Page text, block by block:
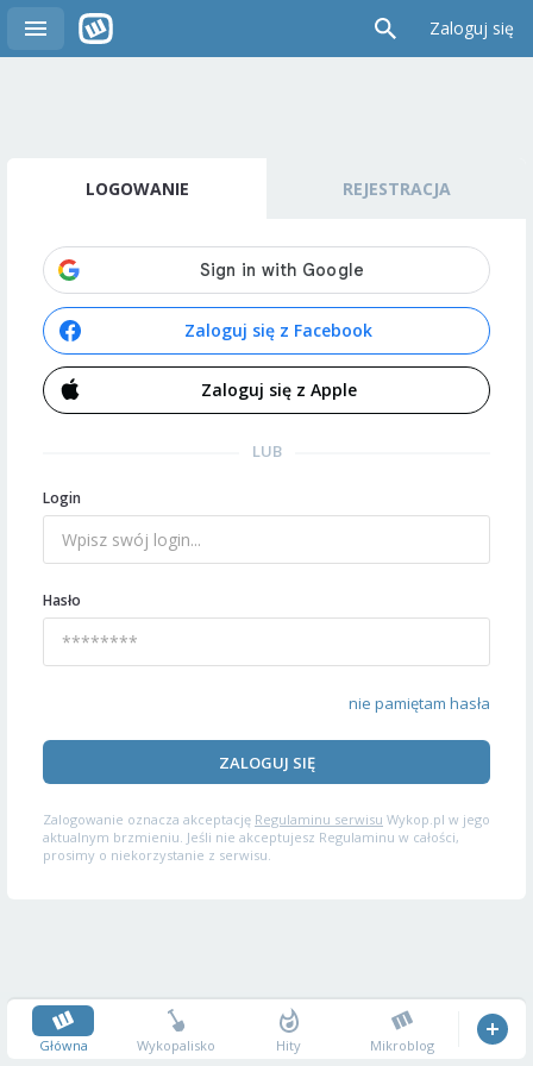
Zaloguj się
LOGOWANIE REJESTRACJA
Zaloguj się z Facebook
Zaloguj się z Apple
LUB
Login
Hasło
nie pamiętam hasła
ZALOGUJ SIĘ
Zalogowanie oznacza akceptację Regulaminu serwisu Wykop.pl w jego
aktualnym brzmieniu. Jeśli nie akceptujesz Regulaminu w całości,
prosimy o niekorzystanie z serwisu.
Główna Wykopalisko Hity Mikroblog